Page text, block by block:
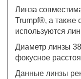
Линза
Trumpf®, а также
используются
Диаметр линзы
фокусное
Данные линзы